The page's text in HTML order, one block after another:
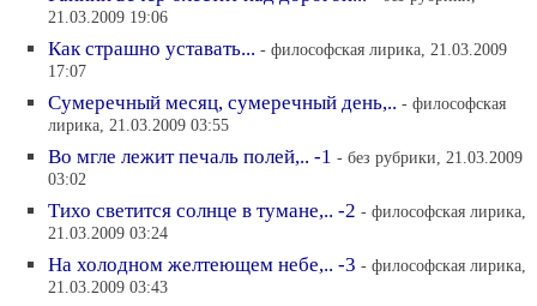
21.03.2009 19:06
Как страшно уставать... - философская лирика, 21.03.2009
17:07
Сумеречный месяц, сумеречный день,.. - философская
лирика, 21.03.2009 03:55
Во мгле лежит печаль полей,.. -1 - без рубрики, 21.03.2009
03:02
Тихо светится солнце в тумане,.. -2 - философская лирика,
21.03.2009 03:24
На холодном желтеющем небе,.. -3 - философская лирика,
21.03.2009 03:43